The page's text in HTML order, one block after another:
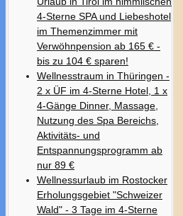
4-Sterne SPA und Liebeshotel
im Themenzimmer mit
Verwöhnpension ab 165 € -
bis zu 104 € sparen!
Wellnesstraum in Thüringen -
2 x ÜF im 4-Sterne Hotel, 1 x
4-Gänge Dinner, Massage,
Nutzung des Spa Bereichs,
Aktivitäts- und
Entspannungsprogramm ab
nur 89 €
Wellnessurlaub im Rostocker
Erholungsgebiet "Schweizer
Wald" - 3 Tage im 4-Sterne